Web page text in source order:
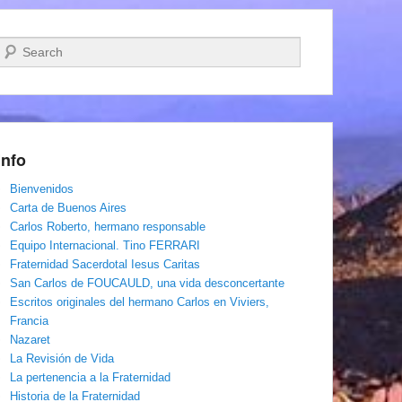
Buscar
Bienvenidos
Carta de Buenos Aires
Carlos Roberto, hermano responsable
Equipo Internacional. Tino FERRARI
Fraternidad Sacerdotal Iesus Caritas
San Carlos de FOUCAULD, una vida desconcertante
Escritos originales del hermano Carlos en Viviers,
Francia
Nazaret
La Revisión de Vida
La pertenencia a la Fraternidad
Historia de la Fraternidad